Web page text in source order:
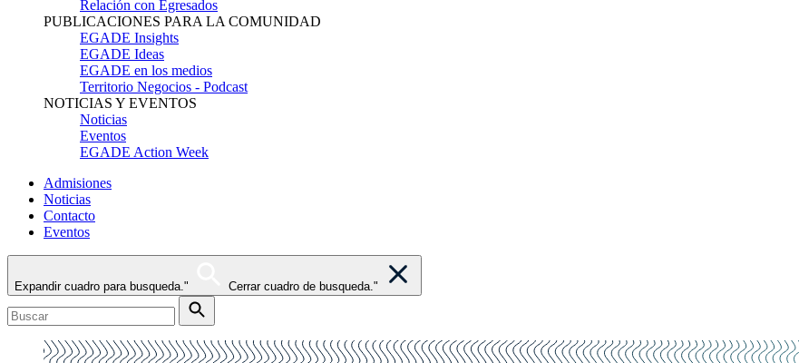
Relación con Egresados
PUBLICACIONES PARA LA COMUNIDAD
EGADE Insights
EGADE Ideas
EGADE en los medios
Territorio Negocios - Podcast
NOTICIAS Y EVENTOS
Noticias
Eventos
EGADE Action Week
Admisiones
Noticias
Contacto
Eventos
Expandir cuadro para busqueda." Cerrar cuadro de busqueda."